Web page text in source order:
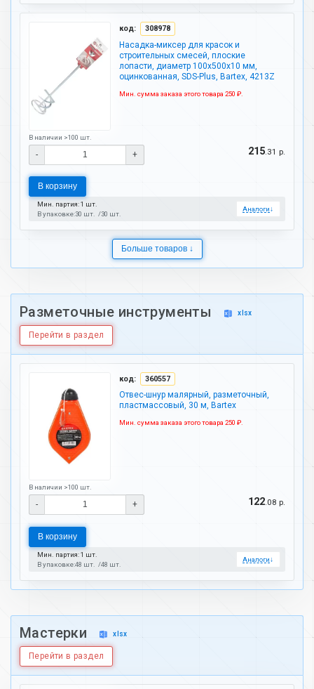
код: 308978
Насадка-миксер для красок и
строительных смесей, плоские
лопасти, диаметр 100х500х10 мм,
оцинкованная, SDS-Plus, Bartex, 4213Z
Мин. сумма заказа этого товара 250 ₽.
В наличии >100 шт.
- + 215.31 р.
В корзину
Мин. партия: 1 шт.
В упаковке:30 шт. 30 шт.
Аналоги↓
Больше товаров ↓
Разметочные инструменты xlsx
Перейти в раздел
код: 360557
Отвес-шнур малярный, разметочный,
пластмассовый, 30 м, Bartex
Мин. сумма заказа этого товара 250 ₽.
В наличии >100 шт.
- + 122 .08 р.
В корзину
Мин. партия: 1 шт.
В упаковке:48 шт. 48 шт.
Аналоги↓
Мастерки xlsx
Перейти в раздел